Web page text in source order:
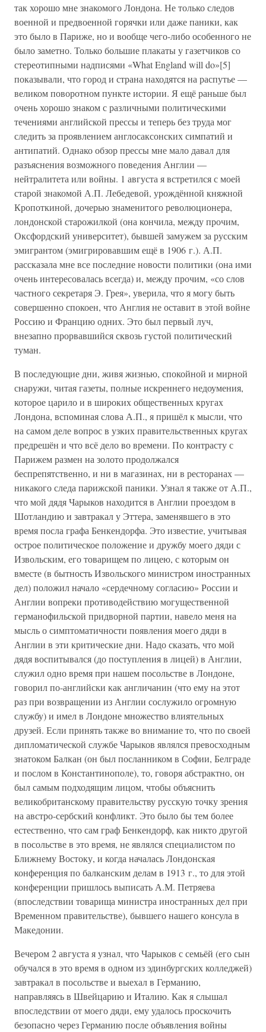
так хорошо мне знакомого Лондона. Не только следов
военной и предвоенной горячки или даже паники, как
это было в Париже, но и вообще чего-либо особенного не
было заметно. Только большие плакаты у газетчиков со
стереотипными надписями «What England will do»[5]
показывали, что город и страна находятся на распутье —
великом поворотном пункте истории. Я ещё раньше был
очень хорошо знаком с различными политическими
течениями английской прессы и теперь без труда мог
следить за проявлением англосаксонских симпатий и
антипатий. Однако обзор прессы мне мало давал для
разъяснения возможного поведения Англии —
нейтралитета или войны. 1 августа я встретился с моей
старой знакомой А.П. Лебедевой, урождённой княжной
Кропоткиной, дочерью знаменитого революционера,
лондонской старожилкой (она кончила, между прочим,
Оксфордский университет), бывшей замужем за русским
эмигрантом (эмигрировавшим ещё в 1906 г.). А.П.
рассказала мне все последние новости политики (она ими
очень интересовалась всегда) и, между прочим, «со слов
частного секретаря Э. Грея», уверила, что я могу быть
совершенно спокоен, что Англия не оставит в этой войне
Россию и Францию одних. Это был первый луч,
внезапно прорвавшийся сквозь густой политический
туман.
В последующие дни, живя жизнью, спокойной и мирной
снаружи, читая газеты, полные искреннего недоумения,
которое царило и в широких общественных кругах
Лондона, вспоминая слова А.П., я пришёл к мысли, что
на самом деле вопрос в узких правительственных кругах
предрешён и что всё дело во времени. По контрасту с
Парижем размен на золото продолжался
беспрепятственно, и ни в магазинах, ни в ресторанах —
никакого следа парижской паники. Узнал я также от А.П.,
что мой дядя Чарыков находится в Англии проездом в
Шотландию и завтракал у Эттера, заменявшего в это
время посла графа Бенкендорфа. Это известие, учитывая
острое политическое положение и дружбу моего дяди с
Извольским, его товарищем по лицею, с которым он
вместе (в бытность Извольского министром иностранных
дел) положил начало «сердечному согласию» России и
Англии вопреки противодействию могущественной
германофильской придворной партии, навело меня на
мысль о симптоматичности появления моего дяди в
Англии в эти критические дни. Надо сказать, что мой
дядя воспитывался (до поступления в лицей) в Англии,
служил одно время при нашем посольстве в Лондоне,
говорил по-английски как англичанин (что ему на этот
раз при возвращении из Англии сослужило огромную
службу) и имел в Лондоне множество влиятельных
друзей. Если принять также во внимание то, что по своей
дипломатической службе Чарыков являлся превосходным
знатоком Балкан (он был посланником в Софии, Белграде
и послом в Константинополе), то, говоря абстрактно, он
был самым подходящим лицом, чтобы объяснить
великобританскому правительству русскую точку зрения
на австро-сербский конфликт. Это было бы тем более
естественно, что сам граф Бенкендорф, как никто другой
в посольстве в это время, не являлся специалистом по
Ближнему Востоку, и когда началась Лондонская
конференция по балканским делам в 1913 г., то для этой
конференции пришлось выписать А.М. Петряева
(впоследствии товарища министра иностранных дел при
Временном правительстве), бывшего нашего консула в
Македонии.
Вечером 2 августа я узнал, что Чарыков с семьёй (его сын
обучался в это время в одном из эдинбургских колледжей)
завтракал в посольстве и выехал в Германию,
направляясь в Швейцарию и Италию. Как я слышал
впоследствии от моего дяди, ему удалось проскочить
безопасно через Германию после объявления войны